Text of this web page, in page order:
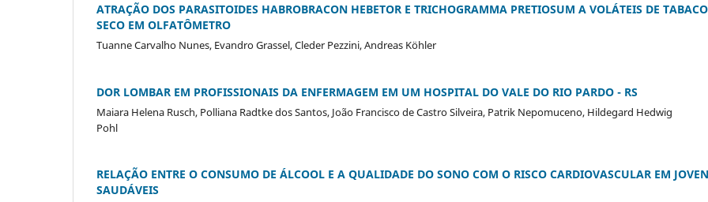
ATRAÇÃO DOS PARASITOIDES HABROBRACON HEBETOR E TRICHOGRAMMA PRETIOSUM A VOLÁTEIS DE TABACO
SECO EM OLFATÔMETRO
Tuanne Carvalho Nunes, Evandro Grassel, Cleder Pezzini, Andreas Köhler
DOR LOMBAR EM PROFISSIONAIS DA ENFERMAGEM EM UM HOSPITAL DO VALE DO RIO PARDO - RS
Maiara Helena Rusch, Polliana Radtke dos Santos, João Francisco de Castro Silveira, Patrik Nepomuceno, Hildegard Hedwig
Pohl
RELAÇÃO ENTRE O CONSUMO DE ÁLCOOL E A QUALIDADE DO SONO COM O RISCO CARDIOVASCULAR EM
SAUDÁVEIS